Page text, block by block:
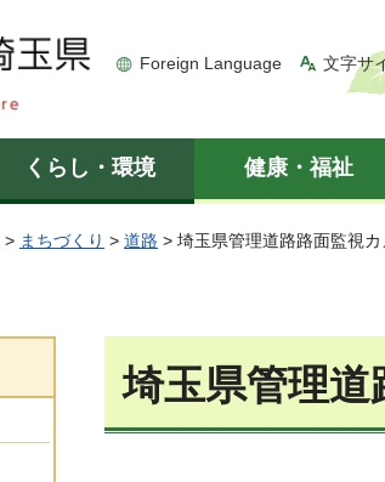
Foreign Language 文字サ
くらし・環境 健康・福祉
> まちづくり > 道路 > 埼玉県管理道路路面監視カ
埼玉県管理道